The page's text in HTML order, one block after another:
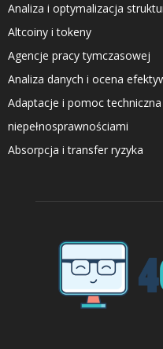
Analiza i optymalizacja
Altcoiny i tokeny
Agencje pracy tymczasowej
Analiza danych i ocena
Adaptacje i pomoc
niepełnosprawnościami
Absorpcja i transfer ryzyka